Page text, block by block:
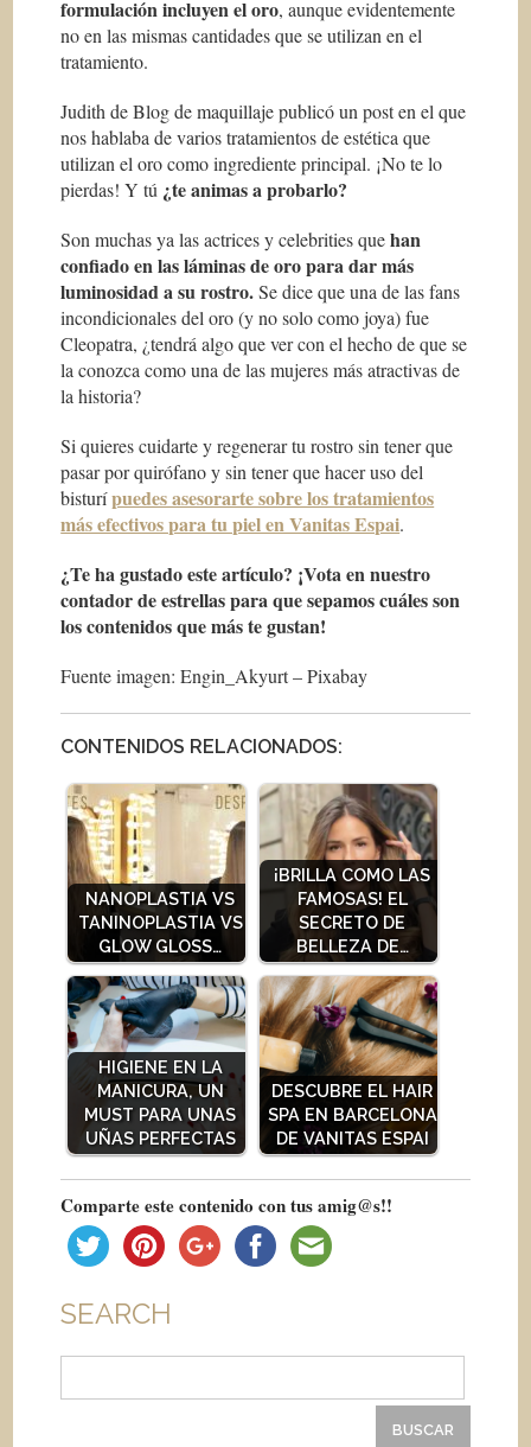
formulación incluyen el oro, aunque evidentemente
no en las mismas cantidades que se utilizan en el
tratamiento.
Judith de Blog de maquillaje publicó un post en el que
nos hablaba de varios tratamientos de estética que
utilizan el oro como ingrediente principal. ¡No te lo
pierdas! Y tú ¿te animas a probarlo?
Son muchas ya las actrices ycelebritiesquehan
confiado en las láminas de oro para dar más
luminosidad a su rostro.Se dice que una de las fans
incondicionales del oro (y no solo como joya) fue
Cleopatra, ¿tendrá algo que ver con el hecho de que se
la conozca como una de las mujeres más atractivas de
la historia?
Si quieres cuidarte y regenerar tu rostro sin tener que
pasar por quirófano y sin tener que hacer uso del
bisturípuedes asesorarte sobre los tratamientos
más efectivos para tu piel en Vanitas Espai.
¿Te ha gustado este artículo? ¡Vota en nuestro
contador de estrellas para que sepamos cuáles son
los contenidos que más te gustan!
Fuente imagen: Engin_Akyurt – Pixabay
CONTENIDOS RELACIONADOS:
NANOPLASTIA VS
TANINOPLASTIA VS
GLOW GLOSS…
¡BRILLA COMO LAS
FAMOSAS! EL
SECRETO DE
BELLEZA DE…
HIGIENE EN LA
MANICURA, UN
MUST PARA UNAS
UÑAS PERFECTAS
DESCUBRE EL HAIR
SPA EN BARCELONA
DE VANITAS ESPAI
Comparte este contenido con tus amig@s!!
SEARCH